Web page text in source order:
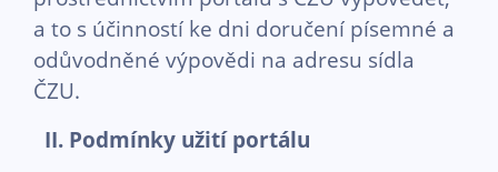
a to s účinností ke dni doručení písemné a
odůvodněné výpovědi na adresu sídla
ČZU.
II. Podmínky užití portálu